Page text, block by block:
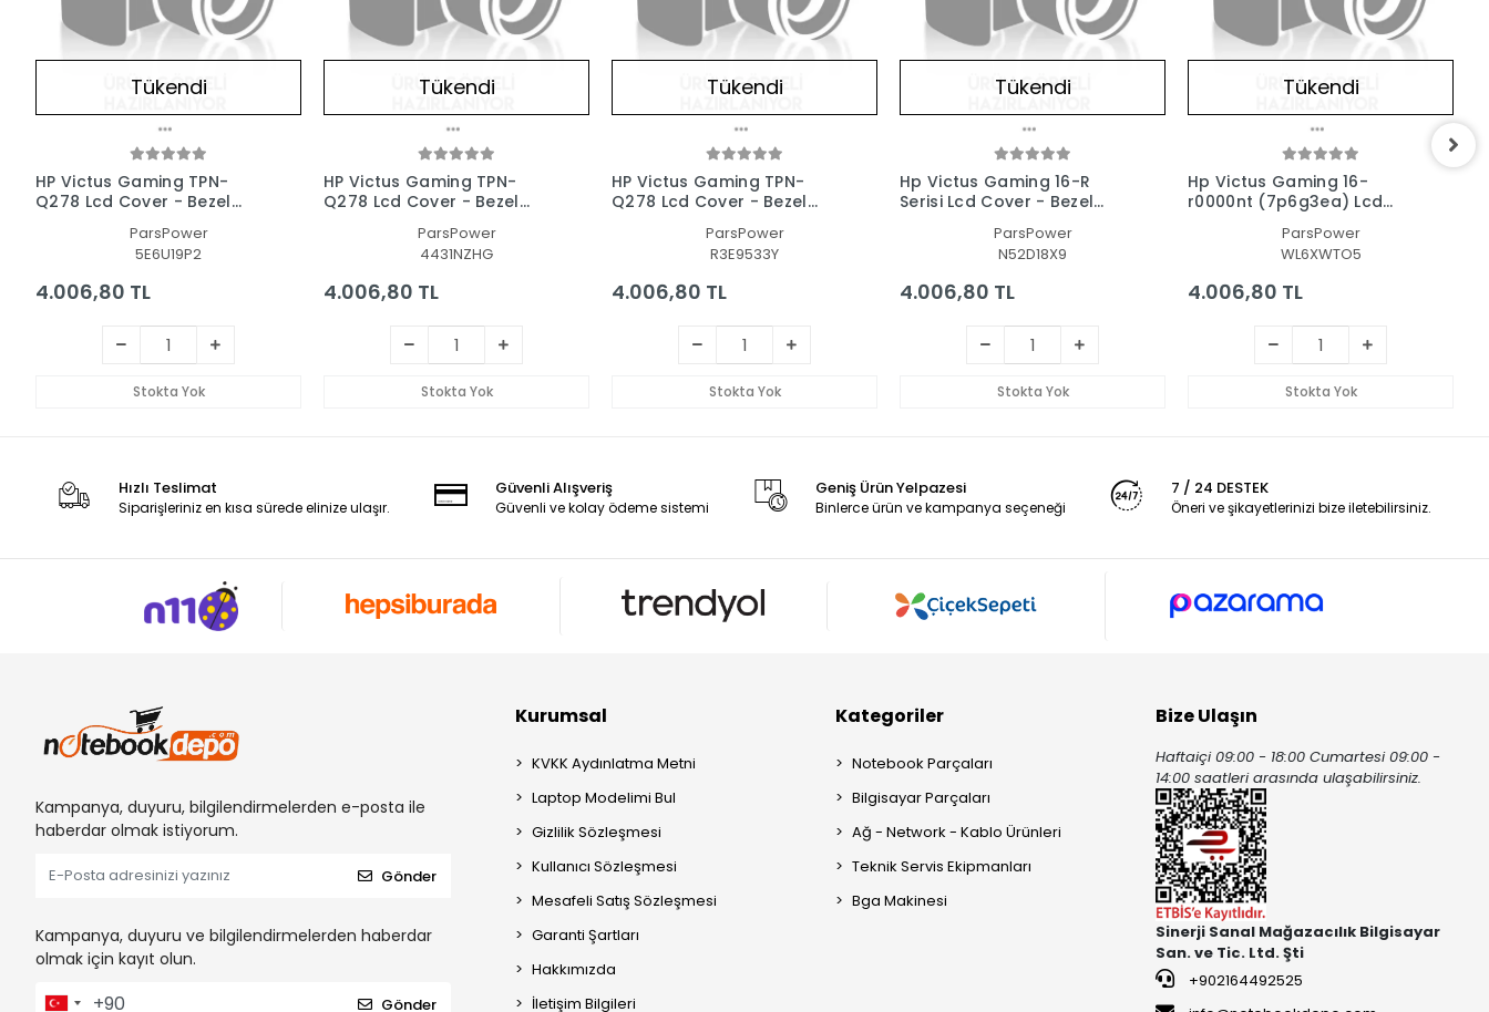
Tükendi
HP Victus Gaming TPN-
Q278 Lcd Cover - Bezel
ParsPower
5E6U19P2
4.006,80 TL
Stokta Yok
Tükendi
HP Victus Gaming TPN-
Q278 Lcd Cover - Bezel
ParsPower
4431NZHG
4.006,80 TL
Stokta Yok
Tükendi
HP Victus Gaming TPN-
Q278 Lcd Cover - Bezel
ParsPower
R3E9533Y
4.006,80 TL
Stokta Yok
Tükendi
Hp Victus Gaming 16-R
Serisi Lcd Cover - Bezel
ParsPower
N52D18X9
4.006,80 TL
Stokta Yok
Tükendi
Hp Victus Gaming 16-
r0000nt (7p6g3ea) Lcd
Kasası-Çerçeve Set
ParsPower
WL6XWTO5
4.006,80 TL
Stokta Yok
Hızlı Teslimat
Siparişleriniz en kısa sürede elinize ulaşır.
Güvenli Alışveriş
Güvenli ve kolay ödeme sistemi
Geniş Ürün Yelpazesi
Binlerce ürün ve kampanya seçeneği
7 / 24 DESTEK
Öneri ve şikayetlerinizi bize iletebilirsiniz.
Kampanya, duyuru, bilgilendirmelerden e-posta ile
haberdar olmak istiyorum.
Gönder
Kampanya, duyuru ve bilgilendirmelerden haberdar
olmak için kayıt olun.
Gönder
Kurumsal
KVKK Aydınlatma Metni
Laptop Modelimi Bul
Gizlilik Sözleşmesi
Kullanıcı Sözleşmesi
Mesafeli Satış Sözleşmesi
Garanti Şartları
Hakkımızda
İletişim Bilgileri
Kategoriler
Notebook Parçaları
Bilgisayar Parçaları
Ağ - Network - Kablo Ürünleri
Teknik Servis Ekipmanları
Bga Makinesi
Bize Ulaşın
Haftaiçi 09:00 - 18:00 Cumartesi 09:00 -
14:00 saatleri arasında ulaşabilirsiniz.
Sinerji Sanal Mağazacılık Bilgisayar
San. ve Tic. Ltd. Şti
+902164492525